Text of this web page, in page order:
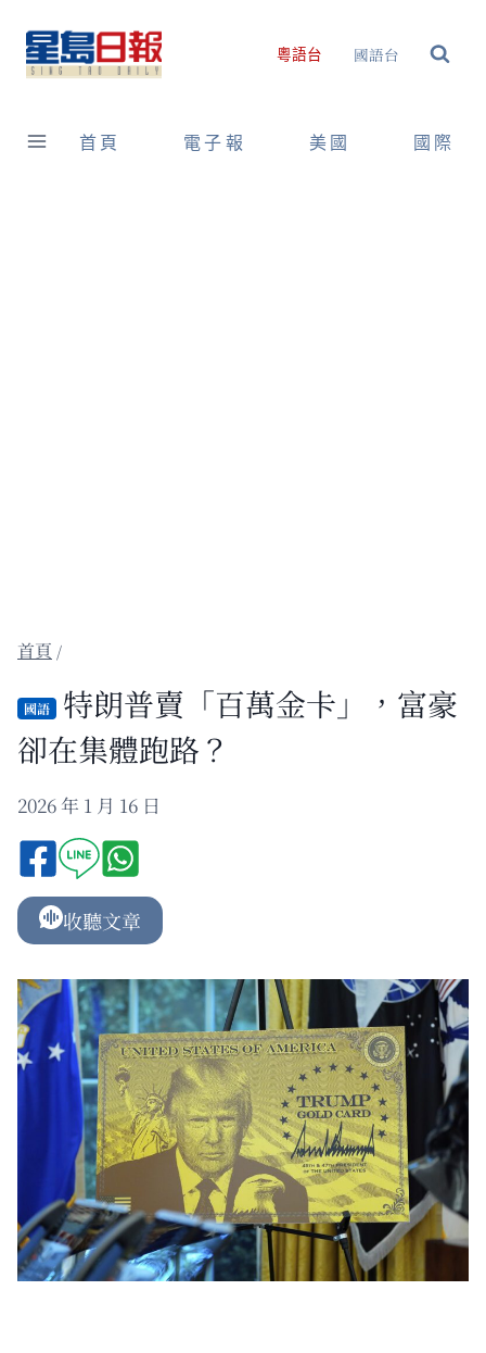
content
粵語台 國語台
首頁 電子報 美國 國際
/
國語
特朗普賣「百萬金卡」，富豪
卻在集體跑路？
2026 年 1 月 16 日
收聽文章